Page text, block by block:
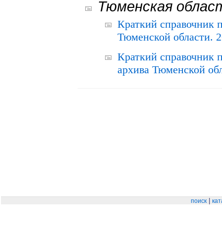
Тюменская
Краткий справочник
Тюменской области.
Краткий справочник
архива Тюменской
поиск